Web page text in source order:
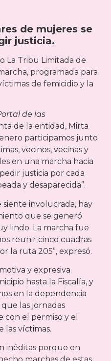
de mujeres se
justicia.
La Tribu Limitada de
programada para
de femicidio y la
de las
de la entidad, Mirta
participamos junto
vecinos, vecinas y
en una marcha hacia
justicia por cada
y desaparecida”.
siente involucrada, hay
que se generó
lindo. La marcha fue
reunir cinco cuadras
la ruta 205”, expresó.
y expresiva.
hasta la Fiscalía, y
en la dependencia
las jornadas
con el permiso y el
las víctimas.
inéditas porque en